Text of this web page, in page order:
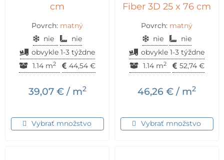
cm
Povrch: matný
nie
nie
obvykle 1-3 týždne
1.14 m2 44,54 €
39,07 €/ m2
Vybrať množstvo
Fiber 3D 25 x 76 cm
Povrch: matný
nie
nie
obvykle 1-3 týždne
1.14 m2 52,74 €
46,26 € / m2
Vybrať množstvo